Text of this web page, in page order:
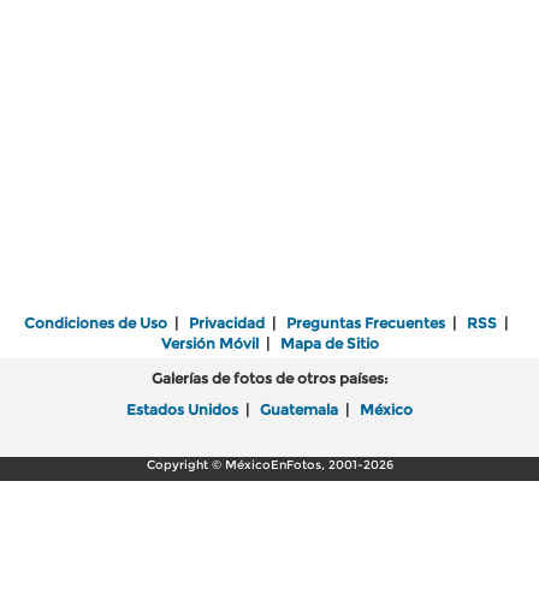
Condiciones de Uso | Privacidad | Preguntas Frecuentes | RSS |
Versión Móvil| Mapa de Sitio
Galerías de fotos de otros países:
Estados Unidos | Guatemala | México
Copyright © MéxicoEnFotos, 2001-2026